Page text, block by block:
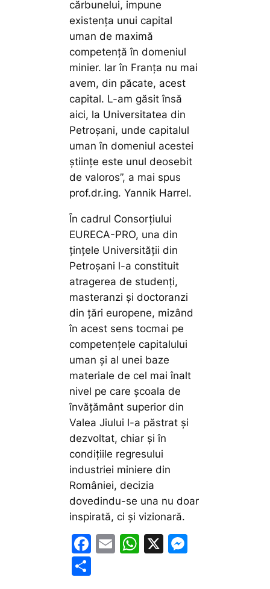
cărbunelui, impune
existența unui capital
uman de maximă
competență în domeniul
minier. Iar în Franța nu mai
avem, din păcate, acest
capital. L-am găsit însă
aici, la Universitatea din
Petroșani, unde capitalul
uman în domeniul acestei
științe este unul deosebit
de valoros”, a mai spus
prof.dr.ing. Yannik Harrel.
În cadrul Consorțiului
EURECA-PRO, una din
țințele Universității din
Petroșani l-a constituit
atragerea de studenți,
masteranzi și doctoranzi
din țări europene, mizând
în acest sens tocmai pe
competențele capitalului
uman și al unei baze
materiale de cel mai înalt
nivel pe care școala de
învățământ superior din
Valea Jiului l-a păstrat și
dezvoltat, chiar și în
condițiile regresului
industriei miniere din
României, decizia
dovedindu-se una nu doar
inspirată, ci și vizionară.
F
E
W X